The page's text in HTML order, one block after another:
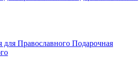
Подарочная